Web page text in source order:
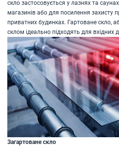
скло застосовується у лазнях та
магазинів або для посилення захисту
приватних будинках. Гартоване скло,
склом ідеально підходять для вхідних
Загартоване скло